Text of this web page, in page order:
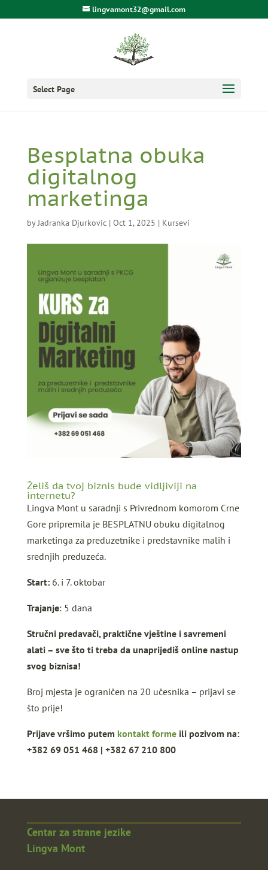
lingvamont32@gmail.com
Select Page
Besplatna obuka
digitalnog
marketinga
byJadranka Djurkovic| Oct 1, 2025 | Kursevi
Želiš da tvoj biznis bude vidljiviji na
internetu?
Lingva Mont u saradnji s Privrednom komorom Crne
Gore pripremila je BESPLATNU obuku digitalnog
marketinga za preduzetnike i predstavnike malih i
srednjih preduzeća.
Start:6. i 7. oktobar
Trajanje: 5 dana
Stručni predavači, praktične vještine i savremeni
alati – sve što ti treba da unaprijediš online nastup
svog biznisa!
Broj mjesta je ograničen na 20 učesnika – prijavi se
što prije!
Prijave vršimo putem kontakt formeili pozivom na:
+382 69 051 468 | +382 67 210 800
Centar za strane jezike
Lingva Mont